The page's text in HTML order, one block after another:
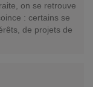
on se retrouve
: certains se
de projets de